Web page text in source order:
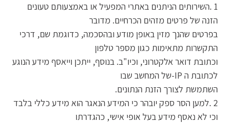
1 .השירותים הניתנים באתרי המפעיל או באמצעותם טעונים
הזנה של פרטים מזהים הכרחיים. מדובר
בפרטים שהנך מזין באופן מודע ובהסכמה, כדוגמת שם, דרכי
התקשרות מתאימות כגון מספר טלפון
וכתובת דואר אלקטרוני, וכיו"ב. בנוסף, ייתכן וייאסף מידע הנוגע
לכתובת ה IP-של המחשב שבו
השתמשת לצורך הזנת הנתונים.
2 .למען הסר ספק יובהר כי המידע הנאגר הוא מידע כללי בלבד
וכי לא נאסף מידע בעל אופי אישי, כהגדרתו